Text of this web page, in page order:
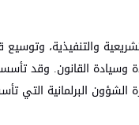
والتنفيذية،
وسيادة القانون. وقد